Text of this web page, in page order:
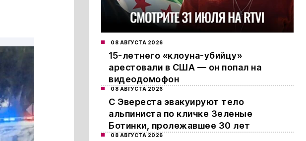
08 АВГУСТА 2026
15-летнего «клоуна-убийцу»
арестовали в США — он попал на
видеодомофон
08 АВГУСТА 2026
С Эвереста эвакуируют тело
альпиниста по кличке Зеленые
Ботинки, пролежавшее 30 лет
08 АВГУСТА 2026